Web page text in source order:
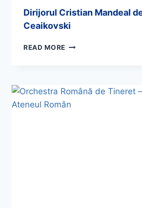
Dirijorul Cristian Mandeal
Ceaikovski
READ MORE